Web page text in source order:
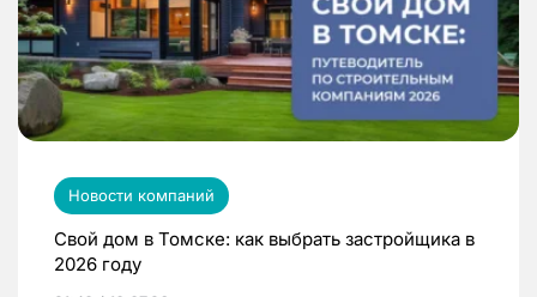
Новости компаний
Свой дом в Томске: как выбрать застройщика в
2026 году